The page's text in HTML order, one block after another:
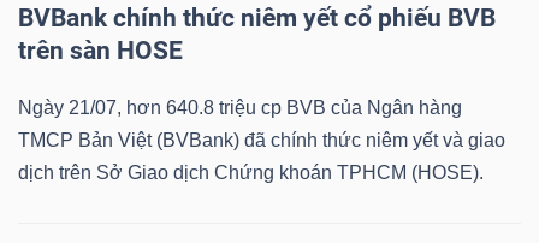
BVBank chính thức niêm yết cổ phiếu BVB
trên sàn HOSE
Ngày 21/07, hơn 640.8 triệu cp BVB của Ngân hàng
TMCP Bản Việt (BVBank) đã chính thức niêm yết và giao
dịch trên Sở Giao dịch Chứng khoán TPHCM (HOSE).
Báo
phân
tích
(-)